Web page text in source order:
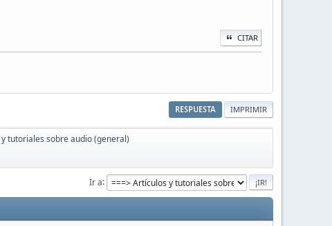
CITAR
RESPUESTA IMPRIMIR
tutoriales sobre audio (general)
Ir a